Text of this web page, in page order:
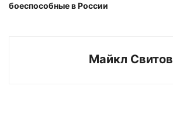
боеспособные в России
Майкл Свитов